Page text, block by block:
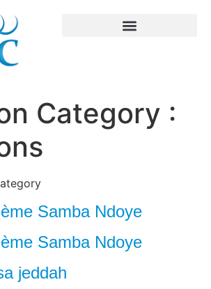
Category :
Samba Ndoye
Samba Ndoye
jeddah